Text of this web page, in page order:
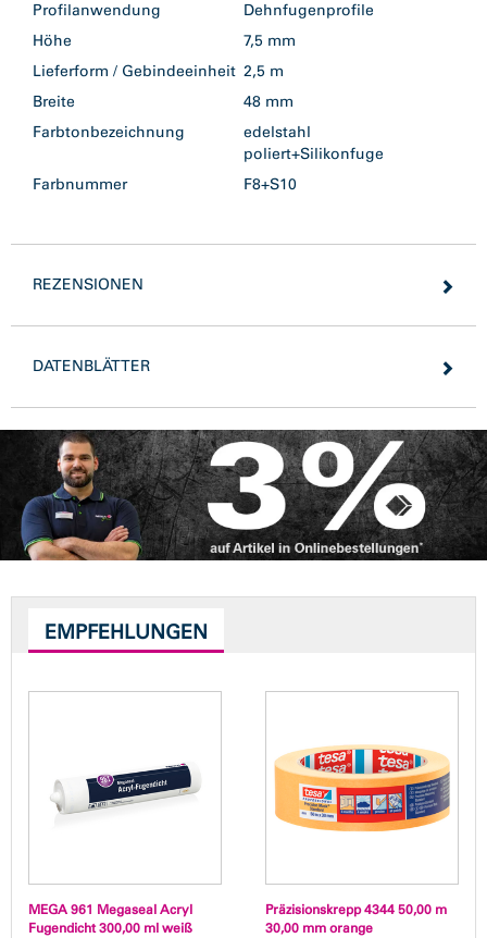
Profilanwendung
Dehnfugenprofile
Höhe
7,5 mm
Lieferform / Gebindeeinheit 2,5 m
Breite
48 mm
Farbtonbezeichnung
edelstahl
poliert+Silikonfuge
Farbnummer
F8+S10
REZENSIONEN
DATENBLÄTTER
EMPFEHLUNGEN
MEGA 961 Megaseal Acryl
Fugendicht 300,00 ml weiß
Präzisionskrepp 4344 50,00 m
30,00 mm orange